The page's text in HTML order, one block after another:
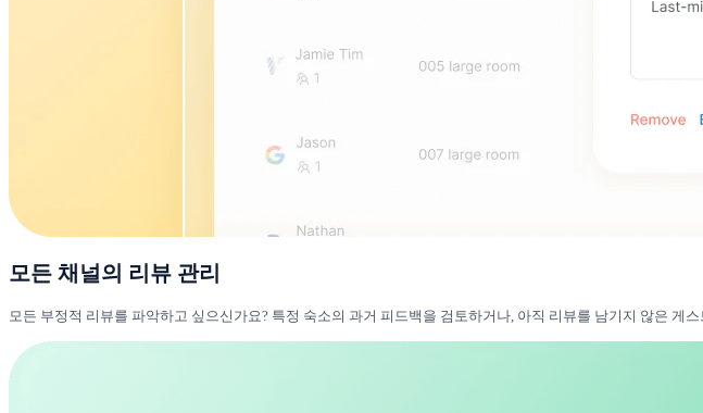
모든 채널의 리뷰 관리
모든 부정적 리뷰를 파악하고 싶으신가요? 특정 숙소의 과거 피드백을 검토하거나, 아직 리뷰를 남기지 않은 게